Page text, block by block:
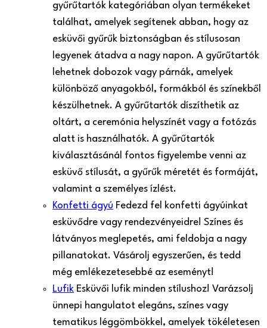
gyűrűtartók kategóriában olyan termékeket
találhat, amelyek segítenek abban, hogy az
esküvői gyűrűk biztonságban és stílusosan
legyenek átadva a nagy napon. A gyűrűtartók
lehetnek dobozok vagy párnák, amelyek
különböző anyagokból, formákból és színekből
készülhetnek. A gyűrűtartók díszíthetik az
oltárt, a ceremónia helyszínét vagy a fotózás
alatt is használhatók. A gyűrűtartók
kiválasztásánál fontos figyelembe venni az
esküvő stílusát, a gyűrűk méretét és formáját,
valamint a személyes ízlést.
Konfetti ágyú Fedezd fel konfetti ágyúinkat
esküvődre vagy rendezvényeidre! Színes és
látványos meglepetés, ami feldobja a nagy
pillanatokat. Vásárolj egyszerűen, és tedd
még emlékezetesebbé az eseményt!
Lufik Esküvői lufik minden stílushoz! Varázsolj
ünnepi hangulatot elegáns, színes vagy
tematikus léggömbökkel, amelyek tökéletesen